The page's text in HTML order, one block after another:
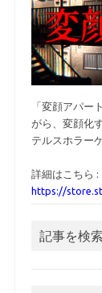
「変顔アパー
がら、変顔化
テルスホラー
詳細はこちら :
https://
記事を検索